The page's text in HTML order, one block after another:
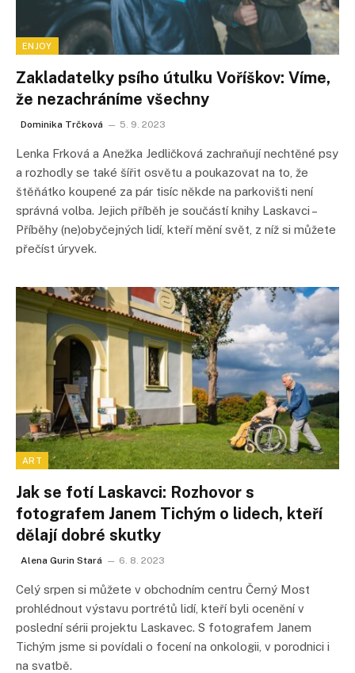
ENJOY
Zakladatelky psího útulku Voříškov: Víme,
že nezachráníme všechny
Dominika Trčková 5. 9. 2023
Lenka Frková a Anežka Jedličková zachraňují nechtěné psy
a rozhodly se také šířit osvětu a poukazovat na to, že
štěňátko koupené za pár tisíc někde na parkovišti není
správná volba. Jejich příběh je součástí knihy Laskavci –
Příběhy (ne)obyčejných lidí, kteří mění svět, z níž si můžete
přečíst úryvek.
ART
Jak se fotí Laskavci: Rozhovor s
fotografem Janem Tichým o lidech, kteří
dělají dobré skutky
Alena Gurin Stará 6. 8. 2023
Celý srpen si můžete v obchodním centru Černý Most
prohlédnout výstavu portrétů lidí, kteří byli ocenění v
poslední sérii projektu Laskavec. S fotografem Janem
Tichým jsme si povídali o focení na onkologii, v porodnici i
na svatbě.